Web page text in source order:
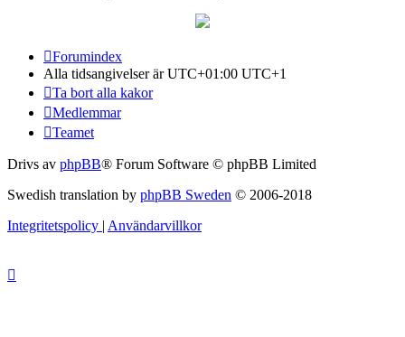
Forumindex
Alla tidsangivelser är UTC+01:00 UTC+1
Ta bort alla kakor
Medlemmar
Teamet
Drivs av phpBB® Forum Software © phpBB Limited
Swedish translation by phpBB Sweden © 2006-2018
Integritetspolicy Användarvillkor